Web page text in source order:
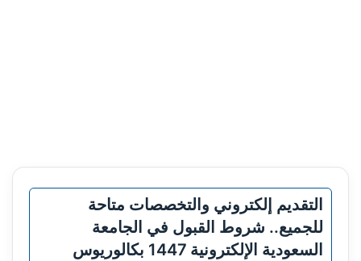
التقديم إلكتروني والتخصصات متاحة
للجميع.. شروط القبول في الجامعة
السعودية الإلكترونية 1447 بكالوريوس